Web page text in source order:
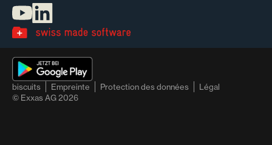
biscuits Empreinte Protection des données
Légal
© Exxas AG2026